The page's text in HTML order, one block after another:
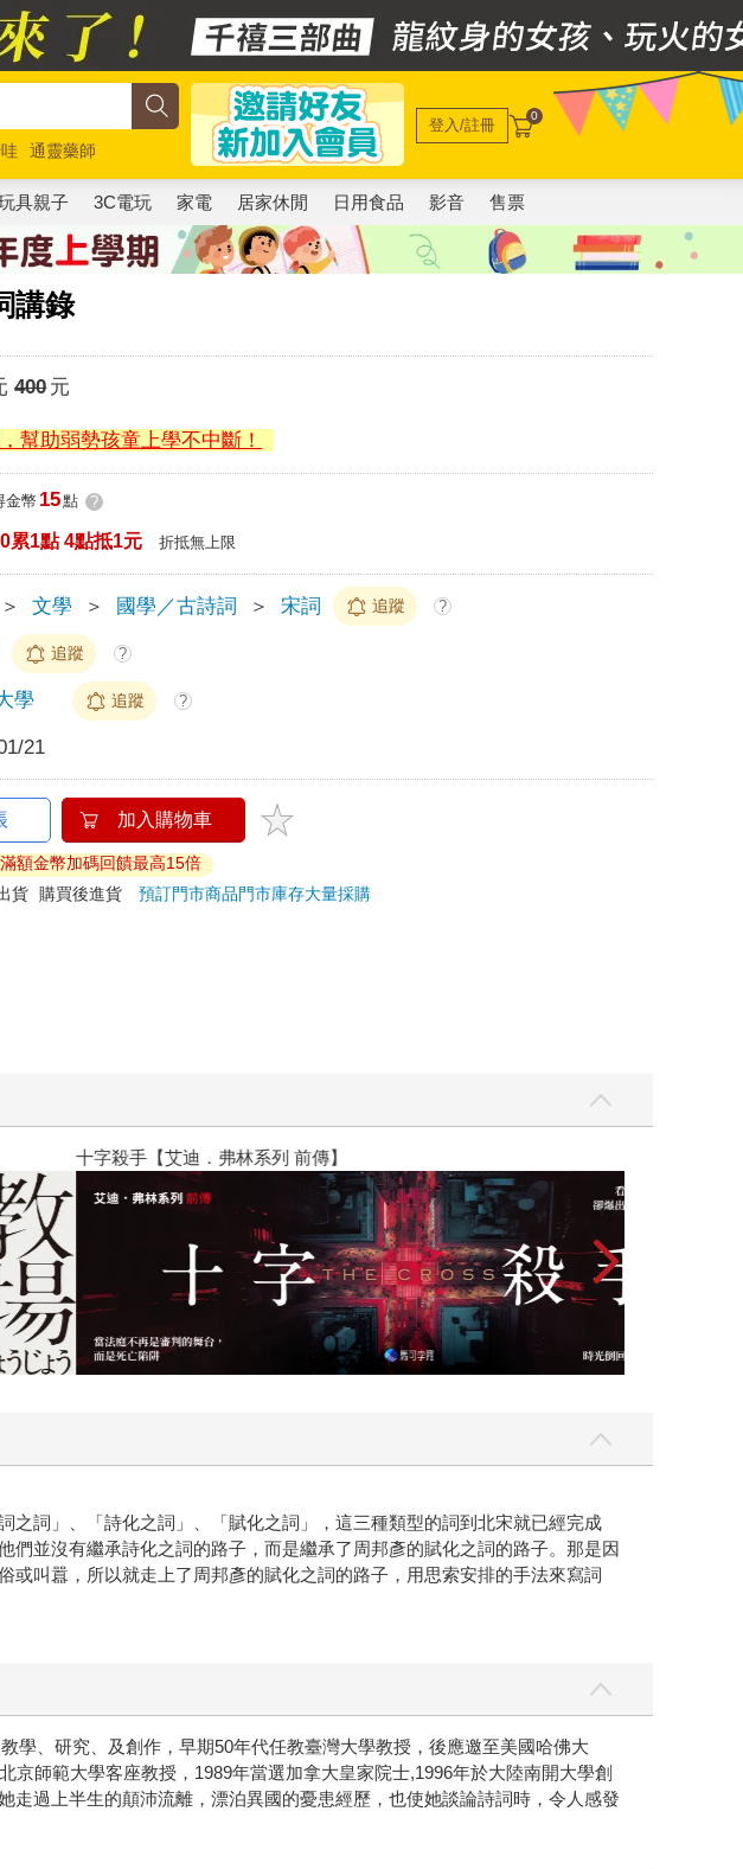
通靈藥師
登入/註冊 0
具親子 3C電玩 家電 居家休閒 日用食品 影音 售票
講錄
400元
幫助弱勢孩童上學不中斷！
金幣 15點 ?
累1點 4點抵1元 折抵無上限
＞ 文學 ＞ 國學／古詩詞 ＞ 宋詞 追蹤 ?
追蹤 ?
學 追蹤 ?
21
加入購物車
額金幣加碼回饋最高15倍
貨
購買後進貨預訂門市商品門市庫存大量採購
手【艾迪．弗林系列 前傳】
詞」、「詩化之詞」、「賦化之詞」，這三種類型的詞到北宋就已經完成
並沒有繼承詩化之詞的路子，而是繼承了周邦彥的賦化之詞的路子。那是因
叫囂，所以就走上了周邦彥的賦化之詞的路子，用思索安排的手法來寫詞
學、研究、及創作，早期50年代任教臺灣大學教授，後應邀至美國哈佛大
師範大學客座教授，1989年當選加拿大皇家院士,1996年於大陸南開大學創
過上半生的顛沛流離，漂泊異國的憂患經歷，也使她談論詩詞時，令人感發